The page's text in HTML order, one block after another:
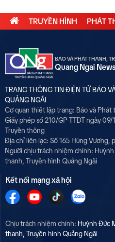
TRUYỀN HÌNH PHÁT
BÁO VÀ PHÁT THANH,
Quang Ngai
TRANG THÔNG TIN ĐIỆN TỬ BÁO
QUẢNG NGÃI
Cơ quan thiết lập trang: Báo và Phát
Giấy phép số 210/GP-TTĐT ngày
Truyền thông
Địa chỉ liên lạc: Số 165 Hùng Vương,
Người chịu trách nhiệm chính:
thanh, Truyền hình Quảng Ngãi
Kết nối mạng xã hội
Chịu trách nhiệm chính: Huỳnh Đức
thanh, Truyền hình Quảng Ngãi